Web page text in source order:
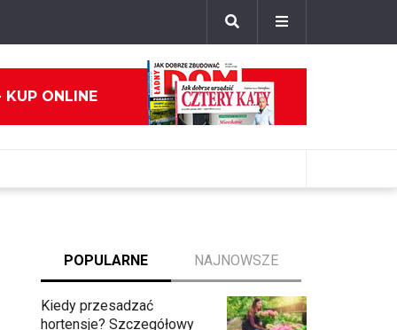
KUP ONLINE
POPULARNE NAJNOWSZE
Kiedy przesadzać
hortensje? Szczegółowy